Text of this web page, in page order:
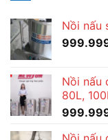
Nồi nấu
Nồi nấu
80L,